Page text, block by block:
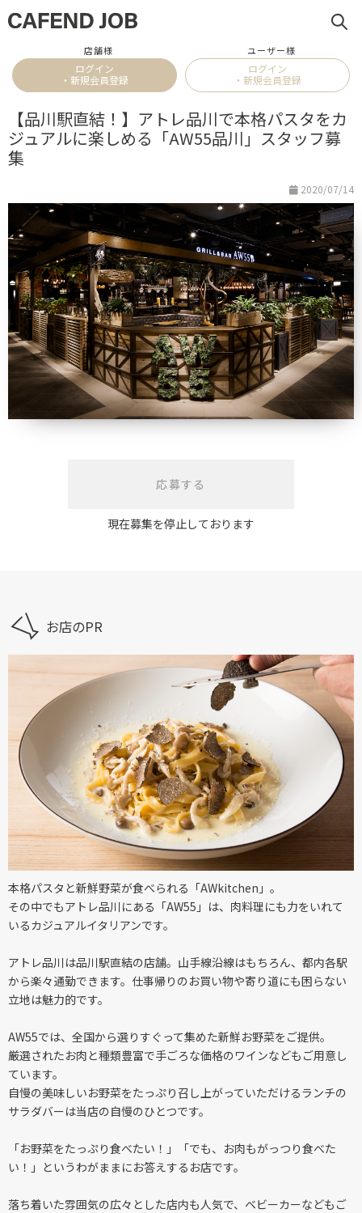
店舗様
ログイン
・新規会員登録
ユーザー様
ログイン
・新規会員登録
【品川駅直結！】アトレ品川で本格パスタをカ
ジュアルに楽しめる「AW55品川」スタッフ募
集
2020/07/14
応募する
現在募集を停止しております
お店のPR
本格パスタと新鮮野菜が食べられる「AWkitchen」。
その中でもアトレ品川にある「AW55」は、肉料理にも力をいれて
いるカジュアルイタリアンです。
アトレ品川は品川駅直結の店舗。山手線沿線はもちろん、都内各駅
から楽々通勤できます。仕事帰りのお買い物や寄り道にも困らない
立地は魅力的です。
AW55では、全国から選りすぐって集めた新鮮お野菜をご提供。
厳選されたお肉と種類豊富で手ごろな価格のワインなどもご用意し
ています。
自慢の美味しいお野菜をたっぷり召し上がっていただけるランチの
サラダバーは当店の自慢のひとつです。
「お野菜をたっぷり食べたい！」「でも、お肉もがっつり食べた
い！」というわがままにお答えするお店です。
落ち着いた雰囲気の広々とした店内も人気で、ベビーカーなどもご